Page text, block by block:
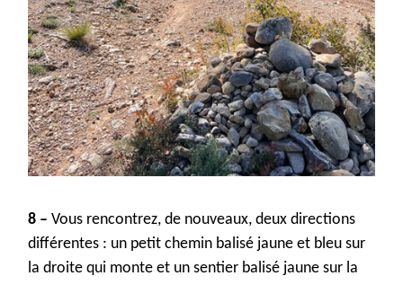
8 – Vous rencontrez, de nouveaux, deux directions
différentes : un petit chemin balisé jaune et bleu sur
la droite qui monte et un sentier balisé jaune sur la